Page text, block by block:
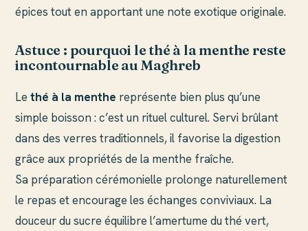
épices tout en apportant une note exotique originale.
Astuce : pourquoi le thé à la menthe reste
incontournable au Maghreb
Lethé à la menthe représente bien plus qu’une
simple boisson : c’est un rituel culturel. Servi brûlant
dans des verres traditionnels, il favorise la digestion
grâce aux propriétés de la menthe fraîche.
Sa préparation cérémonielle prolonge naturellement
le repas et encourage les échanges conviviaux. La
douceur du sucre équilibre l’amertume du thé vert,